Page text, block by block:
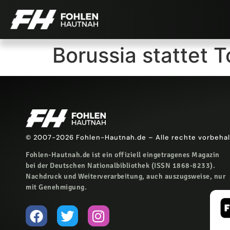
Borussia stattet
© 2007-2026 Fohlen-Hautnah.de – Alle rechte
Fohlen-Hautnah.de ist ein offiziell eingetragenes Magazin
bei der Deutschen Nationalbibliothek (ISSN 1868-8233).
Nachdruck und Weiterverarbeitung, auch auszugsweise, nur
mit Genehmigung.